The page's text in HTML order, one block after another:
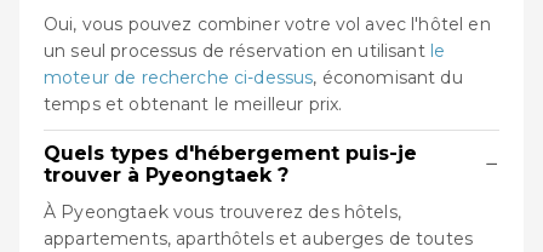
Oui, vous pouvez combiner votre vol avec l'hôtel en
un seul processus de réservation en utilisant le
moteur de recherche ci-dessus, économisant du
temps et obtenant le meilleur prix.
Quels types d'hébergement puis-je
trouver à Pyeongtaek ?
−
À Pyeongtaek vous trouverez des hôtels,
appartements, aparthôtels et auberges de toutes